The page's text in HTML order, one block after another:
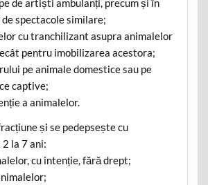
de artiști ambulanți, precum și în
spectacole similare;
cu tranchilizant asupra animalelor
pentru imobilizarea acestora;
pe animale domestice sau pe
captive;
a animalelor.
și se pedepsește cu
la 7 ani:
cu intenție, fără drept;